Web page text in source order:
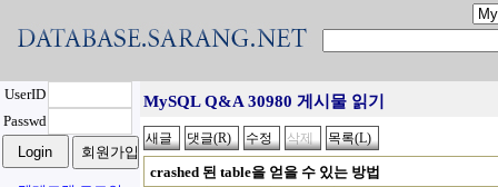
UserID
Passwd
MySQL Q&A 30980 게시물 읽기
crashed 된 table을 얻을 수 있는 방법